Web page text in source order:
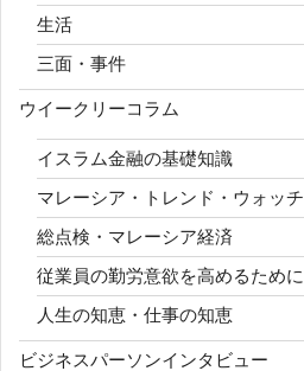
生活
三面・事件
ウイークリーコラム
イスラム金融の基礎知識
マレーシア・トレンド・ウォッチ
総点検・マレーシア経済
従業員の勤労意欲を高めるために
人生の知恵・仕事の知恵
ビジネスパーソンインタビュー